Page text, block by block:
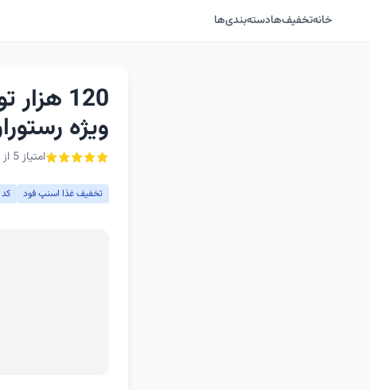
خانهتخفیف‌هادسته‌بندی‌ها
120
ویژه
امتیاز 5 از ۵ - 1 رأی
تخفیف غذا اسنپ فود